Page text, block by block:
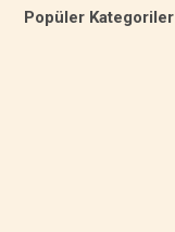
Popüler Kategoriler